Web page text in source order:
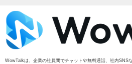
WowTalkは、企業の社員間でチャットや無料通話、社内SNS